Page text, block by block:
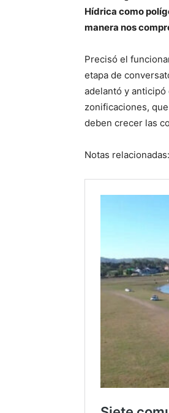
Hídrica como
manera nos
Precisó el
etapa de
adelantó y
zonificaciones,
deben crecer las
Notas relacionadas: